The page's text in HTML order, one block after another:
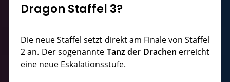
Dragon Staffel 3?
Die neue Staffel setzt direkt am Finale von Staffel
2 an. Der sogenannte Tanz der Drachen erreicht
eine neue Eskalationsstufe.